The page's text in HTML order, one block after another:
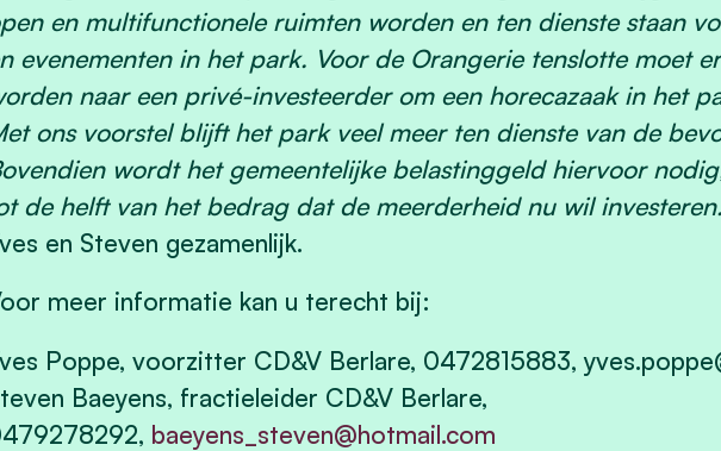
en multifunctionele ruimten worden en ten dienste staan
evenementen in het park. Voor de Orangerie tenslotte moet
naar een privé-investeerder om een horecazaak in het
ons voorstel blijft het park veel meer ten dienste van de
wordt het gemeentelijke belastinggeld hiervoor
de helft van het bedrag dat de meerderheid nu wil
en Steven gezamenlijk.
meer informatie kan u terecht bij:
Poppe, voorzitter CD&V Berlare, 0472815883,
Baeyens, fractieleider CD&V Berlare,
baeyens_steven@hotmail.com